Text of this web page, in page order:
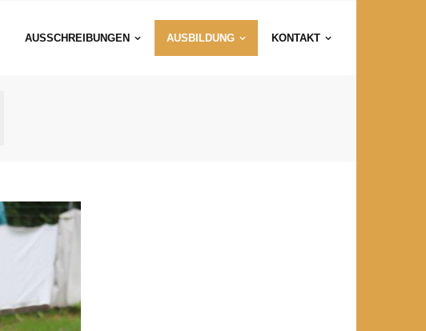
AUSSCHREIBUNGEN AUSBILDUNG KONTAKT